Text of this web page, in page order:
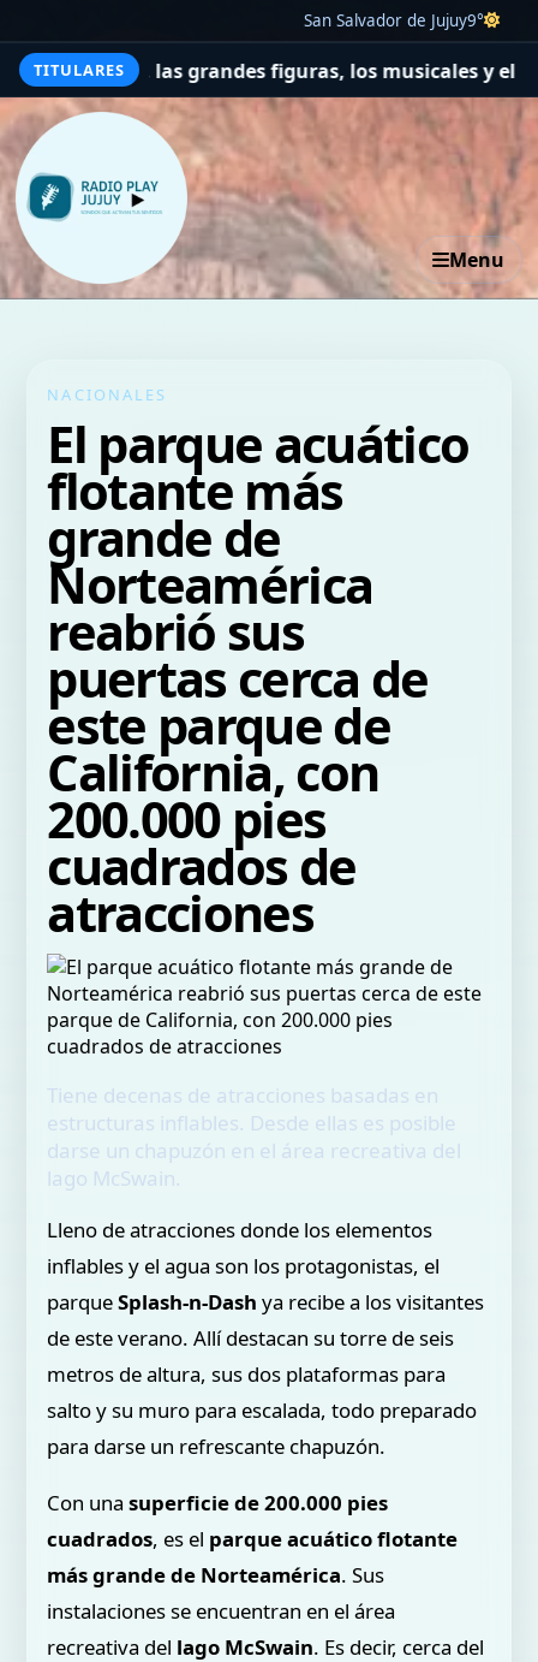
San Salvador de Jujuy9°
TITULARESfiguras, los musicales y el recuerdo de Luis
Menu
NACIONALES
El parque acuático
flotante más
grande de
Norteamérica
reabrió sus
puertas cerca de
este parque de
California, con
200.000 pies
cuadrados de
atracciones
Tiene decenas de atracciones basadas en
estructuras inflables. Desde ellas es posible
darse un chapuzón en el área recreativa del
lago McSwain.
Lleno de atracciones donde los elementos
inflables y el agua son los protagonistas, el
parqueSplash-n-Dash ya recibe a los visitantes
de este verano. Allí destacan su torre de seis
metros de altura, sus dos plataformas para
salto y su muro para escalada, todo preparado
para darse un refrescante chapuzón.
Con unasuperficie de 200.000 pies
cuadrados, es el parque acuático flotante
más grande de Norteamérica. Sus
instalaciones se encuentran en el área
recreativa del lago McSwain. Es decir, cerca del